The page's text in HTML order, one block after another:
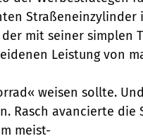
Straßeneinzylinder
mit seiner simplen
Leistung von
weisen sollte.
Rasch avancierte die
meist-